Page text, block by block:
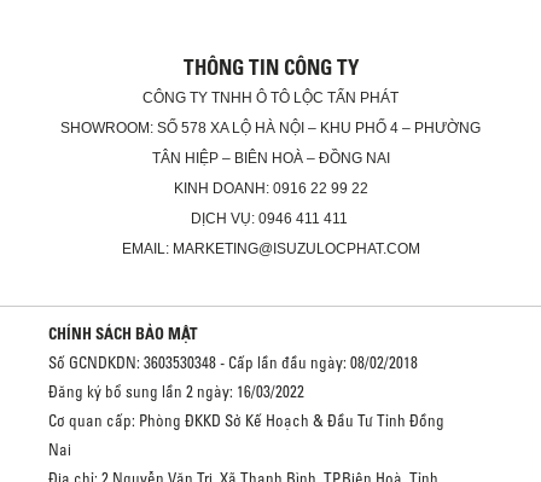
THÔNG TIN CÔNG TY
CÔNG TY TNHH Ô TÔ LỘC TẤN PHÁT
SHOWROOM: SỐ 578 XA LỘ HÀ NỘI – KHU PHỐ 4 – PHƯỜNG
TÂN HIỆP – BIÊN HOÀ – ĐỒNG NAI
KINH DOANH: 0916 22 99 22
DỊCH VỤ: 0946 411 411
EMAIL: MARKETING@ISUZULOCPHAT.COM
CHÍNH SÁCH BẢO MẬT
Số GCNDKDN: 3603530348 - Cấp lần đầu ngày: 08/02/2018
Đăng ký bổ sung lần 2 ngày: 16/03/2022
Cơ quan cấp: Phòng ĐKKD Sở Kế Hoạch & Đầu Tư Tỉnh Đồng
Nai
Địa chỉ: 2 Nguyễn Văn Trị, Xã Thanh Bình, TP.Biên Hoà, Tỉnh